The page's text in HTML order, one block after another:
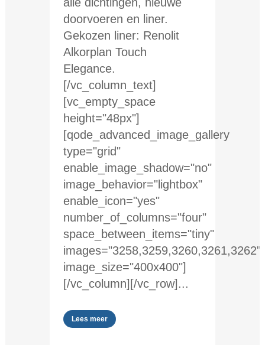
doorvoeren en liner.
Gekozen liner: Renolit
Alkorplan Touch
Elegance.
[/vc_column_text]
[vc_empty_space
height="48px"]
[qode_advanced_image_gallery
type="grid"
enable_image_shadow="no"
image_behavior="lightbox"
enable_icon="yes"
number_of_columns="four"
space_between_items="tiny"
images="3258,3259,3260,3261,3262"
image_size="400x400"]
[/vc_column][/vc_row]...
Lees meer